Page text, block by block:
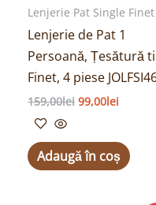
Lenjerie Pat Single Finet
Lenjerie de Pat 1
Persoană, Țesătură
Finet, 4 piese
159,00lei 99,00lei
Adaugă în coș